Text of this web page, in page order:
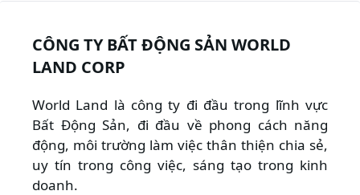
CÔNG TY BẤT ĐỘNG SẢN WORLD
LAND CORP
World Land là công ty đi đầu trong lĩnh vực
Bất Động Sản, đi đầu về phong cách năng
động, môi trường làm việc thân thiện chia sẻ,
uy tín trong công việc, sáng tạo trong kinh
doanh.